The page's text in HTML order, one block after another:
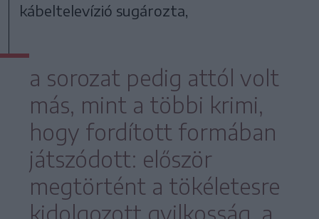
kábeltelevízió sugározta,
a sorozat pedig attól volt
más, mint a többi krimi,
hogy fordított formában
játszódott: először
megtörtént a tökéletesre
kidolgozott gyilkosság, a